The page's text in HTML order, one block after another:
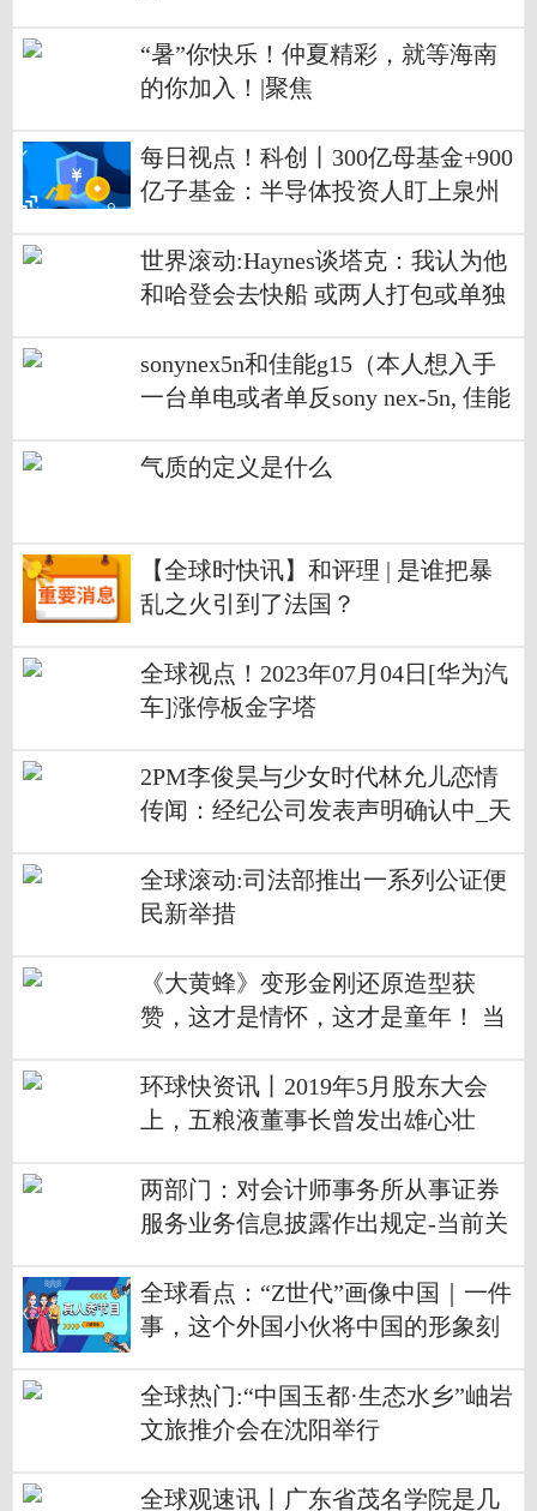
“暑”你快乐！仲夏精彩，就等海南
的你加入！|聚焦
每日视点！科创丨300亿母基金+900
亿子基金：半导体投资人盯上泉州
世界滚动:Haynes谈塔克：我认为他
和哈登会去快船 或两人打包或单独
sonynex5n和佳能g15（本人想入手
一台单电或者单反sony nex-5n, 佳能
气质的定义是什么
【全球时快讯】和评理 | 是谁把暴
乱之火引到了法国？
全球视点！2023年07月04日[华为汽
车]涨停板金字塔
2PM李俊昊与少女时代林允儿恋情
传闻：经纪公司发表声明确认中_天
全球滚动:司法部推出一系列公证便
民新举措
《大黄蜂》变形金刚还原造型获
赞，这才是情怀，这才是童年！ 当
环球快资讯丨2019年5月股东大会
上，五粮液董事长曾发出雄心壮
的目标和方向是后来者居上”。追赶
茅台十余年的五粮液，不知道距离
两部门：对会计师事务所从事证券
服务业务信息披露作出规定-当前关
全球看点：“Z世代”画像中国｜一件
事，这个外国小伙将中国的形象刻
全球热门:“中国玉都·生态水乡”岫岩
文旅推介会在沈阳举行
全球观速讯丨广东省茂名学院是几